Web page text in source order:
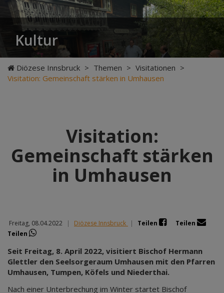
Kultur
Diözese Innsbruck > Themen > Visitationen >
Visitation: Gemeinschaft stärken in Umhausen
Visitation:
Gemeinschaft stärken
in Umhausen
Freitag, 08.04.2022 | Diözese Innsbruck | Teilen
Teilen
Teilen
Seit Freitag, 8. April 2022, visitiert Bischof Hermann
Glettler den Seelsorgeraum Umhausen mit den Pfarren
Umhausen, Tumpen, Köfels und Niederthai.
Nach einer Unterbrechung im Winter startet Bischof